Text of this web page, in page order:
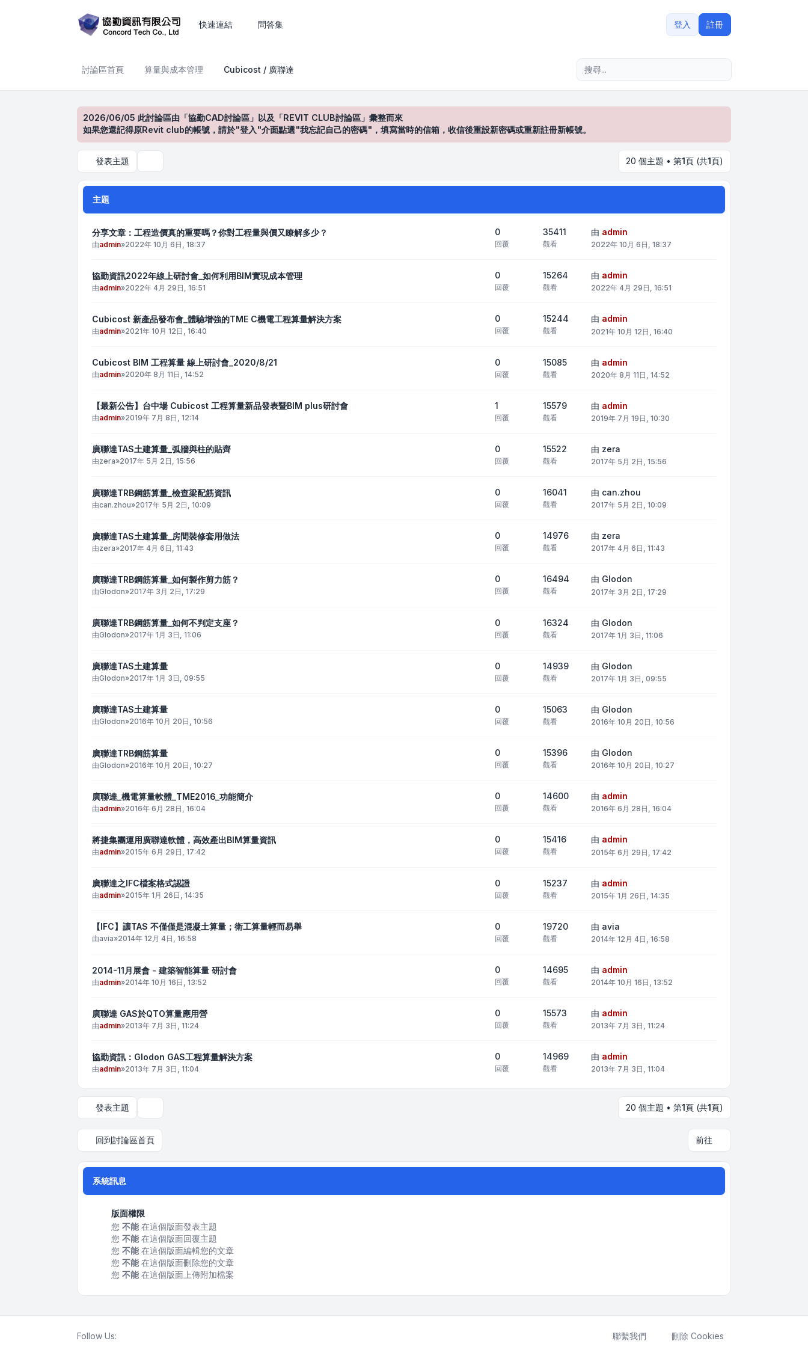
快速連結 問答集 登入 註冊
討論區首頁 算量與成本管理 Cubicost / 廣聯達
2026/06/05 此討論區由「協勤CAD討論區」以及「REVIT CLUB討論區」彙整而來
如果您還記得原Revit club的帳號，請於"登入"介面點選"我忘記自己的密碼"，填寫當時的信箱，收信後重設新密碼或重新註冊新帳號。
發表主題 20 個主題 • 第1頁 (共1頁)
主題
分享文章：工程造價真的重要嗎？你對工程量與價又瞭解多少？
由admin»2022年 10月 6日, 18:37
0
回覆
35411
觀看
由 admin
2022年 10月 6日, 18:37
協勤資訊2022年線上研討會_如何利用BIM實現成本管理
由admin»2022年 4月 29日, 16:51
0
回覆
15264
觀看
由 admin
2022年 4月 29日, 16:51
Cubicost 新產品發布會_體驗增強的TME C機電工程算量解決方案
由admin»2021年 10月 12日, 16:40
0
回覆
15244
觀看
由 admin
2021年 10月 12日, 16:40
Cubicost BIM 工程算量 線上研討會_2020/8/21
由admin»2020年 8月 11日, 14:52
0
回覆
15085
觀看
由 admin
2020年 8月 11日, 14:52
【最新公告】台中場 Cubicost 工程算量新品發表暨BIM plus研討會
由admin»2019年 7月 8日, 12:14
1
回覆
15579
觀看
由 admin
2019年 7月 19日, 10:30
廣聯達TAS土建算量_弧牆與柱的貼齊
由zera»2017年 5月 2日, 15:56
0
回覆
15522
觀看
由 zera
2017年 5月 2日, 15:56
廣聯達TRB鋼筋算量_檢查梁配筋資訊
由can.zhou»2017年 5月 2日, 10:09
0
回覆
16041
觀看
由 can.zhou
2017年 5月 2日, 10:09
廣聯達TAS土建算量_房間裝修套用做法
由zera»2017年 4月 6日, 11:43
0
回覆
14976
觀看
由 zera
2017年 4月 6日, 11:43
廣聯達TRB鋼筋算量_如何製作剪力筋？
由Glodon»2017年 3月 2日, 17:29
0
回覆
16494
觀看
由 Glodon
2017年 3月 2日, 17:29
廣聯達TRB鋼筋算量_如何不判定支座？
由Glodon»2017年 1月 3日, 11:06
0
回覆
16324
觀看
由 Glodon
2017年 1月 3日, 11:06
廣聯達TAS土建算量
由Glodon»2017年 1月 3日, 09:55
0
回覆
14939
觀看
由 Glodon
2017年 1月 3日, 09:55
廣聯達TAS土建算量
由Glodon»2016年 10月 20日, 10:56
0
回覆
15063
觀看
由 Glodon
2016年 10月 20日, 10:56
廣聯達TRB鋼筋算量
由Glodon»2016年 10月 20日, 10:27
0
回覆
15396
觀看
由 Glodon
2016年 10月 20日, 10:27
廣聯達_機電算量軟體_TME2016_功能簡介
由admin»2016年 6月 28日, 16:04
0
回覆
14600
觀看
由 admin
2016年 6月 28日, 16:04
將捷集團運用廣聯達軟體，高效產出BIM算量資訊
由admin»2015年 6月 29日, 17:42
0
回覆
15416
觀看
由 admin
2015年 6月 29日, 17:42
廣聯達之IFC檔案格式認證
由admin»2015年 1月 26日, 14:35
0
回覆
15237
觀看
由 admin
2015年 1月 26日, 14:35
【IFC】讓TAS 不僅僅是混凝土算量；衛工算量輕而易舉
由avia»2014年 12月 4日, 16:58
0
回覆
19720
觀看
由 avia
2014年 12月 4日, 16:58
2014-11月展會 - 建築智能算量 研討會
由admin»2014年 10月 16日, 13:52
0
回覆
14695
觀看
由 admin
2014年 10月 16日, 13:52
廣聯達 GAS於QTO算量應用營
由admin»2013年 7月 3日, 11:24
0
回覆
15573
觀看
由 admin
2013年 7月 3日, 11:24
協勤資訊：Glodon GAS工程算量解決方案
由admin»2013年 7月 3日, 11:04
0
回覆
14969
觀看
由 admin
2013年 7月 3日, 11:04
發表主題 20 個主題 • 第1頁 (共1頁)
回到討論區首頁 前往
系統訊息
版面權限
您 不能在這個版面發表主題
您 不能在這個版面回覆主題
您 不能在這個版面編輯您的文章
您 不能在這個版面刪除您的文章
您 不能在這個版面上傳附加檔案
Follow Us: 聯繫我們 刪除 Cookies